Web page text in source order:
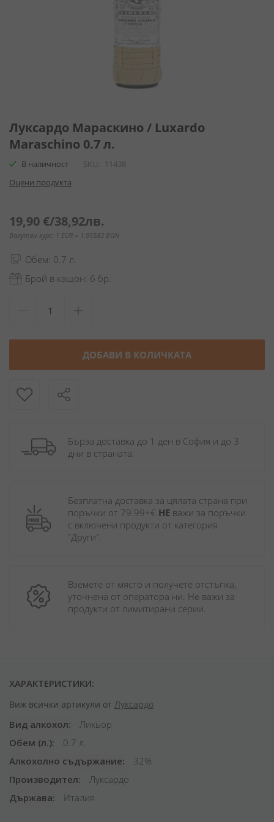
към
началото
на
галерия
снимки
Луксардо Мараскино / Luxardo
Maraschino 0.7 л.
В наличност SKU
11438
Оцени продукта
19,90 €/38,92лв.
Валутен курс: 1 EUR = 1.95583 BGN
Обем: 0.7 л.
Брой в кашон: 6 бр.
ДОБАВИ В КОЛИЧКАТА
Бърза доставка до 1 ден в София и до 3
дни в страната.
Безплатна доставка за цялата страна при
поръчки от 79.99+€ НЕ важи за поръчки
с включени продукти от категория
"Други".
Вземете от място и получете отстъпка,
уточнена от оператора ни. Не важи за
продукти от лимитирани серии.
ХАРАКТЕРИСТИКИ:
Виж всички артикули от Луксардо
Вид алкохол
Ликьор
Обем (л.)
0.7 л.
Алкохолно съдържание
32%
Производител
Луксардо
Държава
Италия